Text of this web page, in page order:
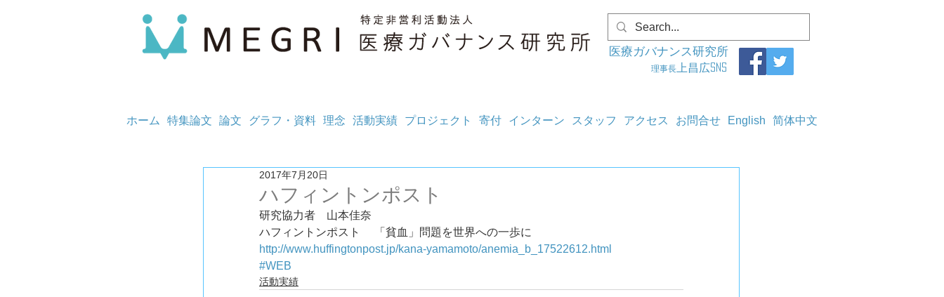
医療ガバナンス研究所
理事長 上昌広SNS
ホーム 特集論文 論文 グラフ・資料 理念 活動実績 プロジェクト 寄付 インターン スタッフ アクセス お問合せ English 简体中文
ハフィントンポスト
2017年7月20日
研究協力者　山本佳奈
ハフィントンポスト　 「貧血」問題を世界への一歩に
http://www.huffingtonpost.jp/kana-yamamoto/anemia_b_17522612.html
#WEB
活動実績